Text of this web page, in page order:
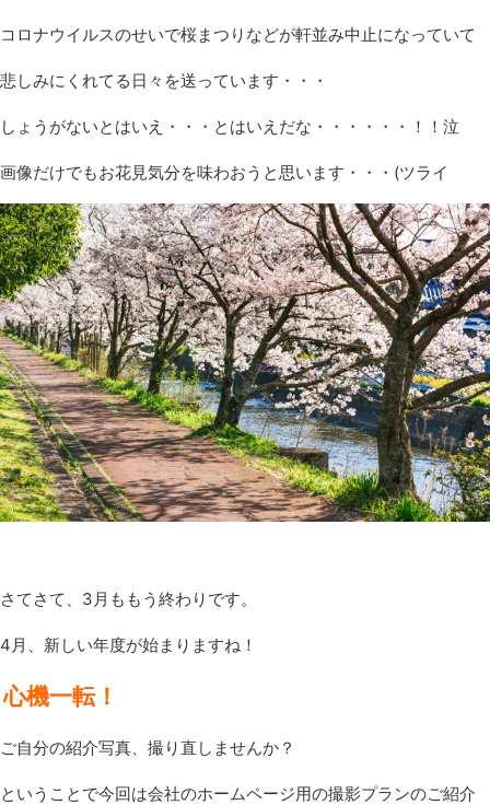
コロナウイルスのせいで桜まつりなどが軒並み中止になっていて
悲しみにくれてる日々を送っています・・・
しょうがないとはいえ・・・とはいえだな・・・・・・！！泣
画像だけでもお花見気分を味わおうと思います・・・(ツライ
さてさて、3月ももう終わりです。
4月、新しい年度が始まりますね！
心機一転！
ご自分の紹介写真、撮り直しませんか？
ということで今回は会社のホームページ用の撮影プランのご紹介